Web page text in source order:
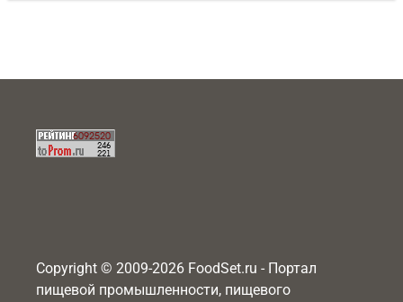
Copyright © 2009-2026 FoodSet.ru - Портал
пищевой промышленности, пищевого